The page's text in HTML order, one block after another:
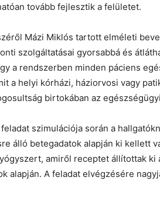
tovább fejlesztik a felületet.
Mázi Miklós tartott elméleti
szolgáltatásai gyorsabbá és
a rendszerben minden páciens
a helyi kórházi, háziorvosi vagy
birtokában az
szimulációja során a
álló betegadatok alapján ki kellett
amiről receptet állítottak
alapján. A feladat elvégzésére